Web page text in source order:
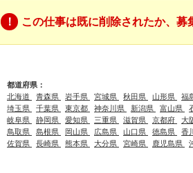
この仕事は既に削除されたか、募
都道府県：
北海道
青森県 岩手県 宮城県 秋田県 山形県 福
埼玉県
千葉県 東京都 神奈川県 新潟県 富山県
岐阜県
静岡県 愛知県 三重県 滋賀県 京都府 大
鳥取県
島根県 岡山県 広島県 山口県 徳島県 香
佐賀県
長崎県 熊本県 大分県 宮崎県 鹿児島県